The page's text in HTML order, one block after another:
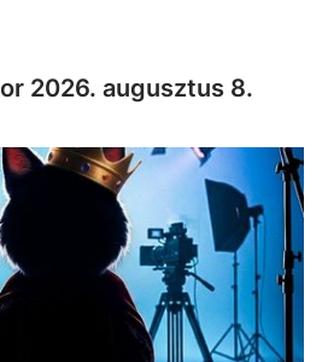
2026. augusztus 8.